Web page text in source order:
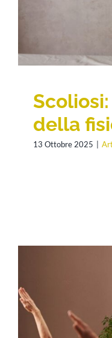
della
13 Ottobre 2025